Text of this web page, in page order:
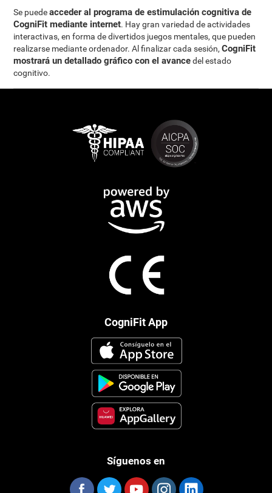
Se puedeacceder al programa de estimulación cognitiva de
CogniFit mediante internet. Hay gran variedad de actividades
interactivas, en forma de divertidos juegos mentales, que pueden
realizarse mediante ordenador. Al finalizar cada sesión,CogniFit
mostrará un detallado gráfico con el avancedel estado
cognitivo.
CogniFit App
Síguenos en